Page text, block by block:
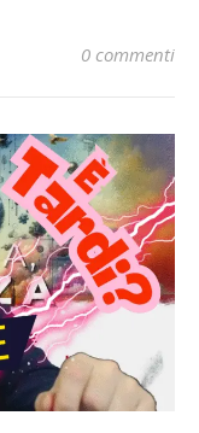
0 commenti